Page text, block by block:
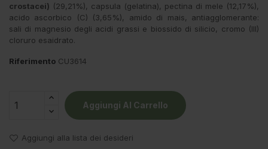
crostacei) (29,21%), capsula (gelatina), pectina di mele (12,17%),
acido ascorbico (C) (3,65%), amido di mais, antiagglomerante:
sali di magnesio degli acidi grassi e biossido di silicio, cromo (III)
cloruro esaidrato.
Riferimento CU3614
Aggiungi Al Carrello
Aggiungi alla lista dei desideri